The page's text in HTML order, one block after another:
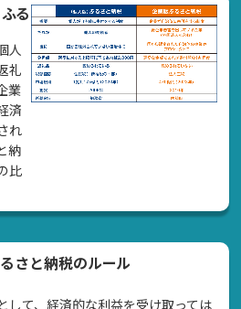
る
人
礼
業
済
れ
納
比
さと納税のルール
て、経済的な利益を受け取っては